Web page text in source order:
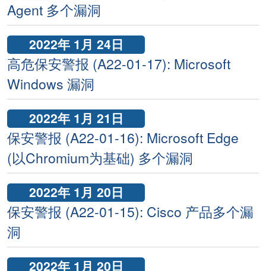
Agent 多个漏洞
2022年 1月 24日
高危保安警报 (A22-01-17): Microsoft
Windows 漏洞
2022年 1月 21日
保安警报 (A22-01-16): Microsoft Edge
(以Chromium为基础) 多个漏洞
2022年 1月 20日
保安警报 (A22-01-15): Cisco 产品多个漏
洞
2022年 1月 20日